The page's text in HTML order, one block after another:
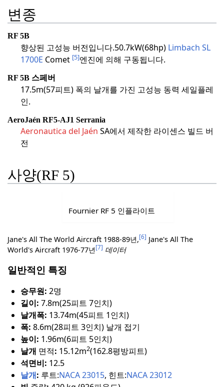
변종
RF 5B
향상된 고성능 버전입니다.50.7kW(68hp) Limbach SL
1700E Comet [5]엔진에 의해 구동됩니다.
RF 5B 스페버
17.5m(57피트) 폭의 날개를 가진 고성능 동력 세일플레
인.
AeroJaén RF5-AJ1 Serrania
Aeronautica del Jaén SA에서 제작한 라이센스 빌드 버
전
사양(RF 5)
Fournier RF 5 인플라이트
Jane's All The World Aircraft 1988-89년,[6] Jane's All The
World's Aircraft 1976-77년 [7] 데이터
일반적인 특징
승무원: 2명
길이: 7.8m(25피트 7인치)
날개폭: 13.74m(45피트 1인치)
폭: 8.6m(28피트 3인치) 날개 접기
높이: 1.96m(6피트 5인치)
날개 면적: 15.12m2(162.8평방피트)
석면비: 12.5
날개: 루트:NACA 23015, 힌트:NACA 23012